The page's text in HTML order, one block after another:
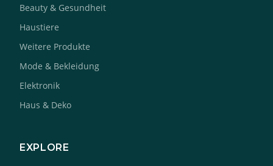
Beauty & Gesundheit
Haustiere
Weitere Produkte
Mode & Bekleidung
Elektronik
Haus & Deko
EXPLORE